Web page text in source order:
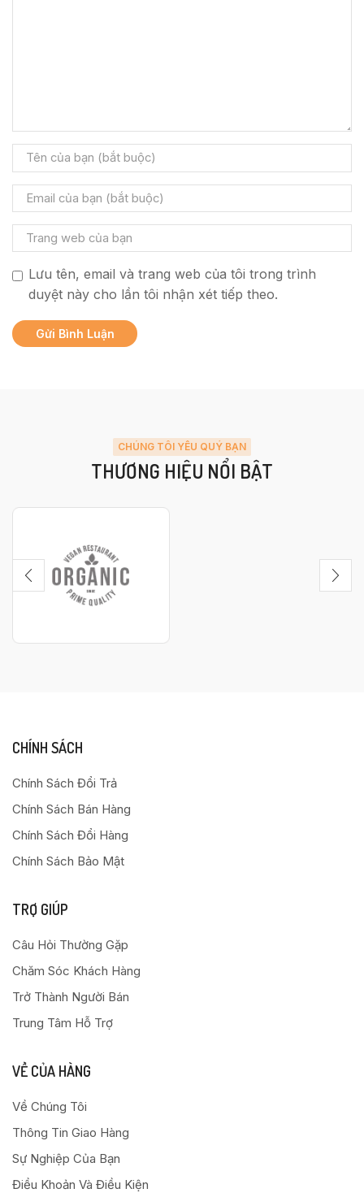
Lưu tên, email và trang web của tôi trong trình
duyệt này cho lần tôi nhận xét tiếp theo.
CHÚNG TÔI YÊU QUÝ BẠN
THƯƠNG HIỆU NỔI BẬT
CHÍNH SÁCH
Chính Sách Đổi Trả
Chính Sách Bán Hàng
Chính Sách Đổi Hàng
Chính Sách Bảo Mật
TRỢ GIÚP
Câu Hỏi Thường Gặp
Chăm Sóc Khách Hàng
Trở Thành Người Bán
Trung Tâm Hỗ Trợ
VỀ CỦA HÀNG
Về Chúng Tôi
Thông Tin Giao Hàng
Sự Nghiệp Của Bạn
Điều Khoản Và Điều Kiện